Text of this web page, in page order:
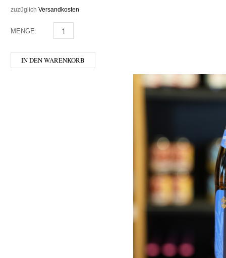
zuzüglich Versandkosten
MENGE: BREWDOG - DOG E MENGE
IN DEN WARENKORB